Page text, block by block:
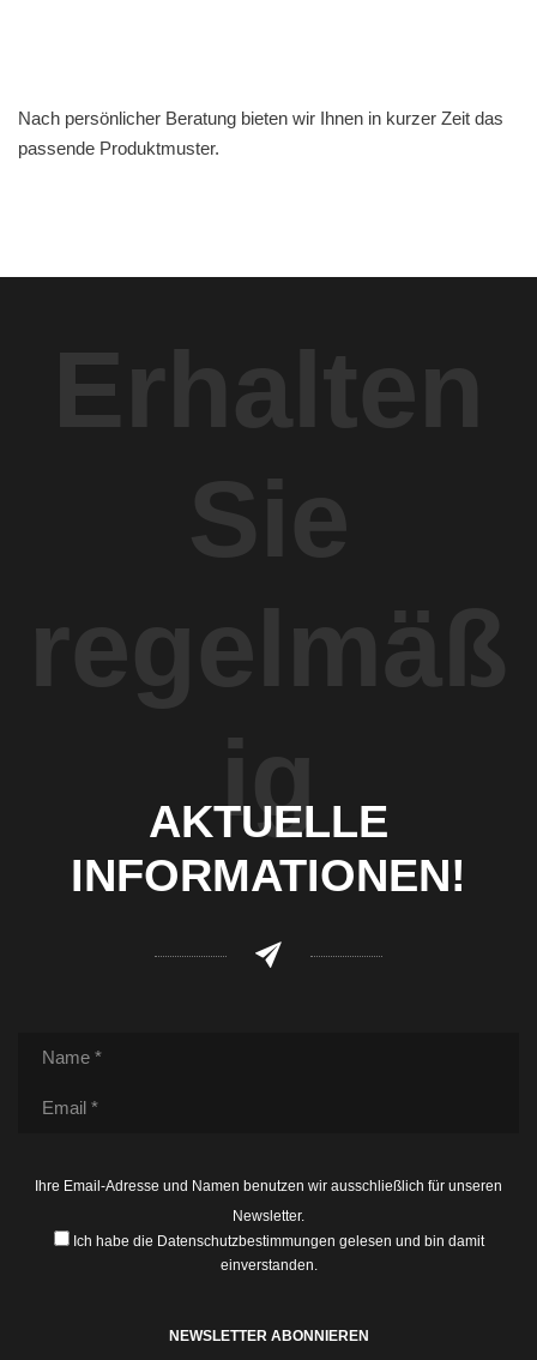
Nach persönlicher Beratung bieten wir Ihnen in kurzer Zeit das
passende Produktmuster.
ig
AKTUELLE
INFORMATIONEN!
Ihre Email-Adresse und Namen benutzen wir ausschließlich für unseren
Newsletter.
Ich habe die Datenschutzbestimmungen gelesen und bin damit
einverstanden.
NEWSLETTER ABONNIEREN